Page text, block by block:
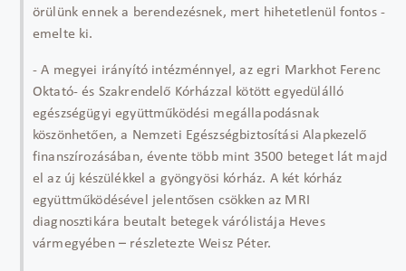
örülünk ennek a berendezésnek, mert hihetetlenül fontos -
emelte ki.
- A megyei irányító intézménnyel, az egri Markhot Ferenc
Oktató- és Szakrendelő Kórházzal kötött egyedülálló
egészségügyi együttműködési megállapodásnak
köszönhetően, a Nemzeti Egészségbiztosítási Alapkezelő
finanszírozásában, évente több mint 3500 beteget lát majd
el az új készülékkel a gyöngyösi kórház. A két kórház
együttműködésével jelentősen csökken az MRI
diagnosztikára beutalt betegek várólistája Heves
vármegyében – részletezte Weisz Péter.